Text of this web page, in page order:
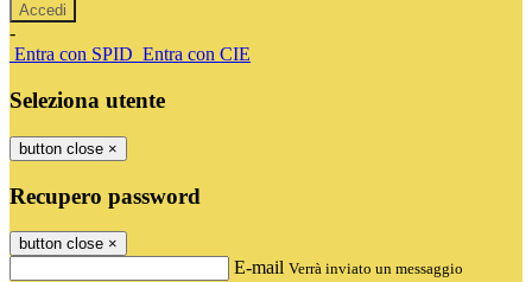
-
Entra con SPID Entra con CIE
Seleziona utente
button close ×
Recupero password
button close ×
E-mail Verrà inviato un messaggio